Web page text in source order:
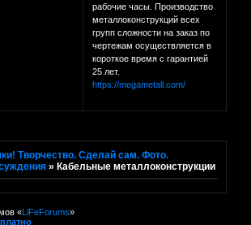
рабочие часы. Производство
металлоконструкций всех
групп сложности на заказ по
чертежам осуществляется в
короткое время с гарантией
25 лет.
https://megametall.com/
Творчество. Сделай сам. Фото.
»Кабельные металлоконструкции
«LiFeForums»